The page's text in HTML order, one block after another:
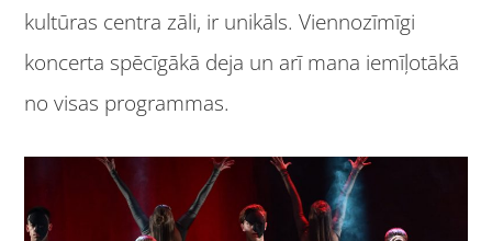
kultūras centra zāli, ir unikāls. Viennozīmīgi
koncerta spēcīgākā deja un arī mana iemīļotākā
no visas programmas.